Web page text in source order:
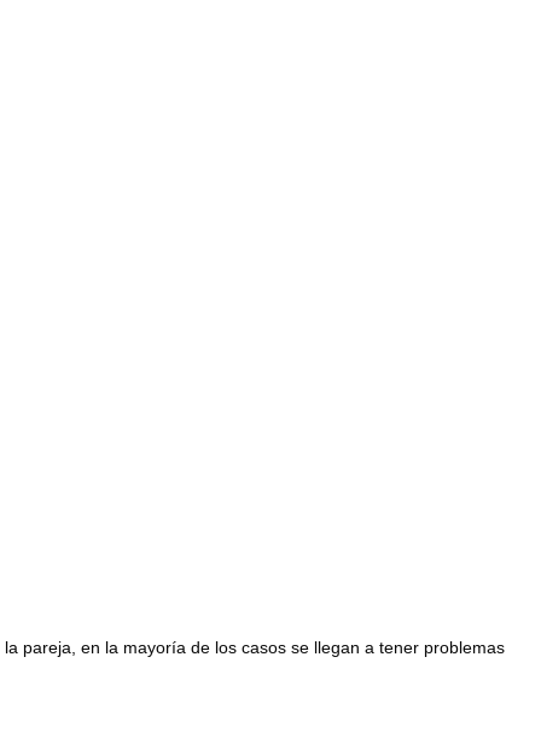
pareja, en la mayoría de los casos se llegan a tener problemas